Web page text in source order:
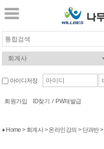
아이디저장
회원가입 ID찾기 / PW재발급
♦ Home > 회계사 > 온라인강의 > 단과반 >